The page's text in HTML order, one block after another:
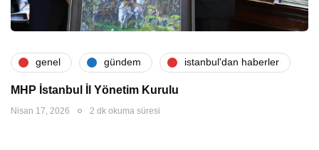
genel gündem i̇stanbul'dan haberler
MHP İstanbul İl Yönetim Kurulu
Nisan 17, 2026 2 dk okuma süresi